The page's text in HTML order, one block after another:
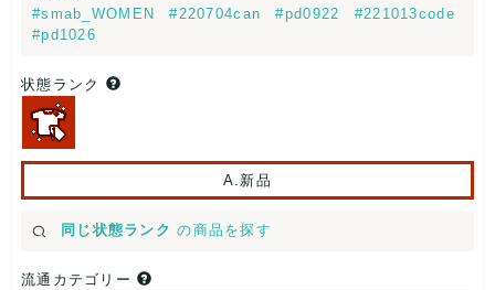
#smab_WOMEN #220704can #pd0922
#221013code
#pd1026
状態ランク
A.新品
同じ状態ランク の商品を探す
流通カテゴリー